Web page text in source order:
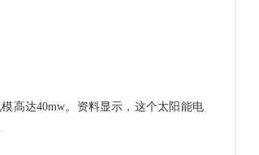
达40mw。资料显示，这个太阳能电